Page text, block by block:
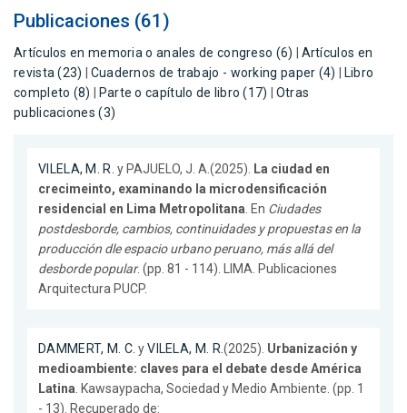
Publicaciones (61)
Artículos en memoria o anales de congreso (6)
Artículos en
revista (23)
Cuadernos de trabajo - working paper (4)
Libro
completo (8)
Parte o capítulo de libro (17)
Otras
publicaciones (3)
VILELA, M. R. y PAJUELO, J. A.(2025).
La ciudad en
crecimeinto, examinando la microdensificación
residencial en Lima Metropolitana . En Ciudades
postdesborde, cambios, continuidades y propuestas en la
producción dle espacio urbano peruano, más allá del
desborde popular. (pp. 81 - 114). LIMA. Publicaciones
Arquitectura PUCP.
DAMMERT, M. C. yVILELA, M. R.(2025). Urbanización y
medioambiente: claves para el debate desde América
Latina . Kawsaypacha, Sociedad y Medio Ambiente. (pp. 1
- 13). Recuperado de: